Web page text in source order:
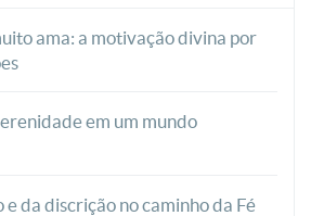
ama: a motivação divina por
em um mundo
da discrição no caminho da Fé